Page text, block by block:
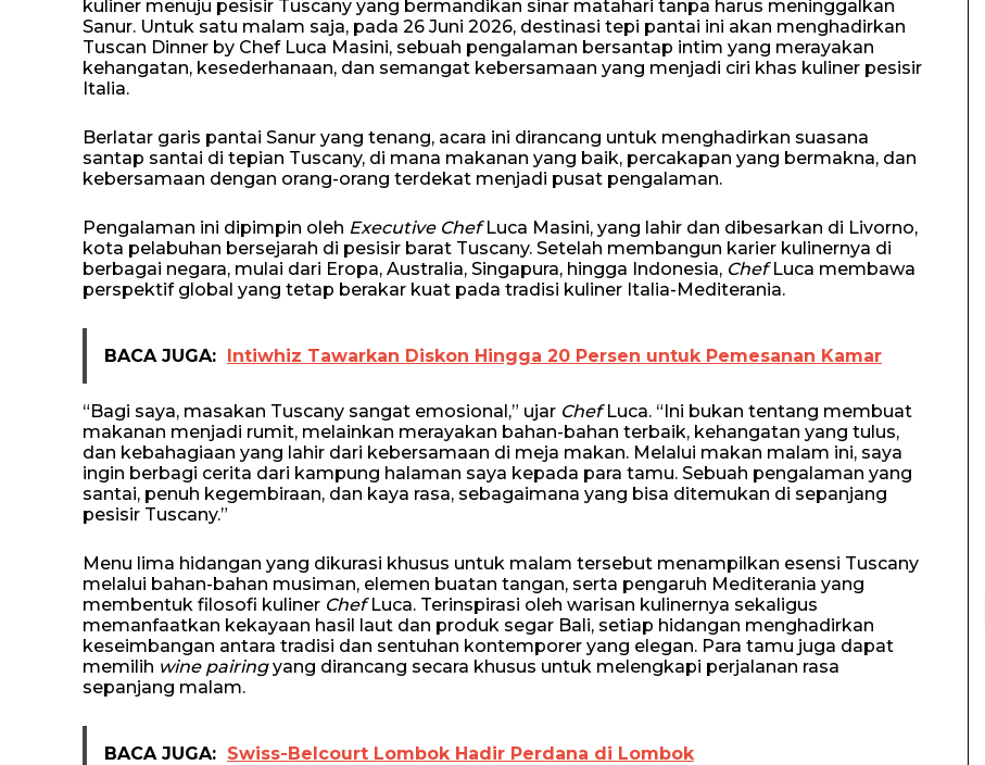
kuliner menuju pesisir Tuscany yang bermandikan sinar matahari tanpa harus meninggalkan
Sanur. Untuk satu malam saja, pada 26 Juni 2026, destinasi tepi pantai ini akan menghadirkan
Tuscan Dinner by Chef Luca Masini, sebuah pengalaman bersantap intim yang merayakan
kehangatan, kesederhanaan, dan semangat kebersamaan yang menjadi ciri khas kuliner pesisir
Italia.
Berlatar garis pantai Sanur yang tenang, acara ini dirancang untuk menghadirkan suasana
santap santai di tepian Tuscany, di mana makanan yang baik, percakapan yang bermakna, dan
kebersamaan dengan orang-orang terdekat menjadi pusat pengalaman.
Pengalaman ini dipimpin oleh Executive ChefLuca Masini, yang lahir dan dibesarkan di Livorno,
kota pelabuhan bersejarah di pesisir barat Tuscany. Setelah membangun karier kulinernya di
berbagai negara, mulai dari Eropa, Australia, Singapura, hingga Indonesia, ChefLuca membawa
perspektif global yang tetap berakar kuat pada tradisi kuliner Italia-Mediterania.
BACA JUGA: Intiwhiz Tawarkan Diskon Hingga 20 Persen untuk Pemesanan Kamar
“Bagi saya, masakan Tuscany sangat emosional,” ujar ChefLuca. “Ini bukan tentang membuat
makanan menjadi rumit, melainkan merayakan bahan-bahan terbaik, kehangatan yang tulus,
dan kebahagiaan yang lahir dari kebersamaan di meja makan. Melalui makan malam ini, saya
ingin berbagi cerita dari kampung halaman saya kepada para tamu. Sebuah pengalaman yang
santai, penuh kegembiraan, dan kaya rasa, sebagaimana yang bisa ditemukan di sepanjang
pesisir Tuscany.”
Menu lima hidangan yang dikurasi khusus untuk malam tersebut menampilkan esensi Tuscany
melalui bahan-bahan musiman, elemen buatan tangan, serta pengaruh Mediterania yang
membentuk filosofi kuliner ChefLuca. Terinspirasi oleh warisan kulinernya sekaligus
memanfaatkan kekayaan hasil laut dan produk segar Bali, setiap hidangan menghadirkan
keseimbangan antara tradisi dan sentuhan kontemporer yang elegan. Para tamu juga dapat
memilih wine pairingyang dirancang secara khusus untuk melengkapi perjalanan rasa
sepanjang malam.
BACA JUGA: Swiss-Belcourt Lombok Hadir Perdana di Lombok